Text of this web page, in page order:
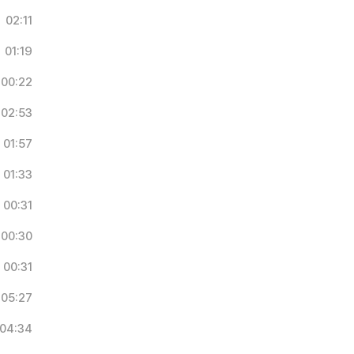
02:11
01:19
00:22
02:53
01:57
01:33
00:31
00:30
00:31
05:27
04:34